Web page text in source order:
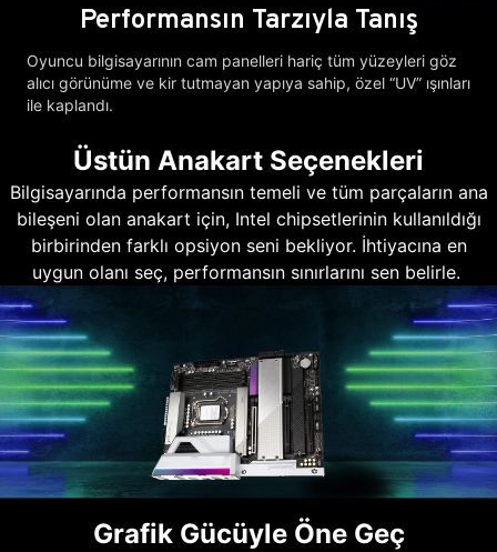
Performansın Tarzıyla Tanış
Oyuncu bilgisayarının cam panelleri hariç tüm yüzeyleri göz
alıcı görünüme ve kir tutmayan yapıya sahip, özel “UV” ışınları
ile kaplandı.
Üstün Anakart Seçenekleri
Bilgisayarında performansın temeli ve tüm parçaların ana
bileşeni olan anakart için, Intel chipsetlerinin kullanıldığı
birbirinden farklı opsiyon seni bekliyor. İhtiyacına en
uygun olanı seç, performansın sınırlarını sen belirle.
Grafik Gücüyle Öne Geç